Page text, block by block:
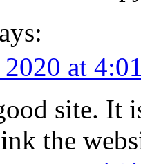
at
site. It
the